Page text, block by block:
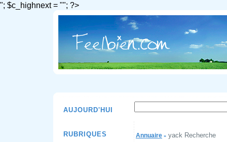
"; $c_highnext = ""; ?>
AUJOURD'HUI
RUBRIQUES Annuaire » yack Recherche